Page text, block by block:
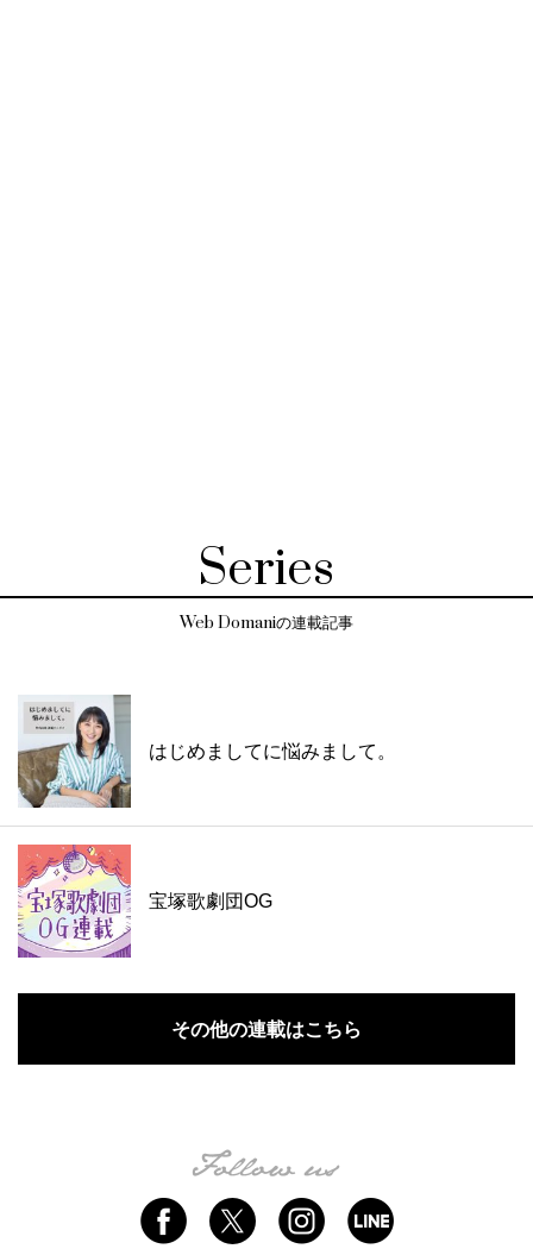
Series
Web Domaniの連載記事
はじめましてに悩みまして。
宝塚歌劇団OG
その他の連載はこちら